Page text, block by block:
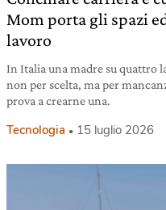
Mom porta gli spazi
lavoro
In Italia una madre su quattro
non per scelta, ma per
prova a crearne una.
Tecnologia 15 luglio 2026